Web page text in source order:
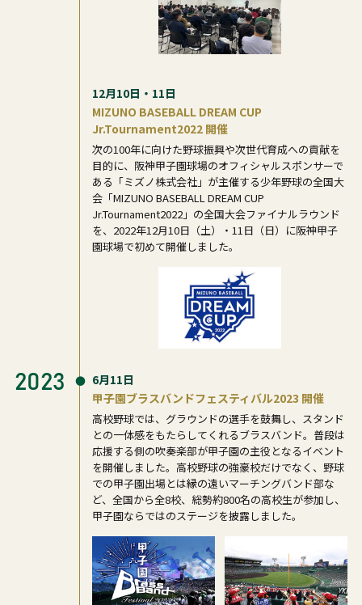
12月10日・11日
MIZUNO BASEBALL DREAM CUP
Jr.Tournament2022 開催
次の100年に向けた野球振興や次世代育成への貢献を
目的に、阪神甲子園球場のオフィシャルスポンサーで
ある「ミズノ株式会社」が主催する少年野球の全国大
会「MIZUNO BASEBALL DREAM CUP
Jr.Tournament2022」の全国大会ファイナルラウンド
を、2022年12月10日（土）・11日（日）に阪神甲子
園球場で初めて開催しました。
2023
6月11日
甲子園ブラスバンドフェスティバル2023 開催
高校野球では、グラウンドの選手を鼓舞し、スタンド
との一体感をもたらしてくれるブラスバンド。普段は
応援する側の吹奏楽部が甲子園の主役となるイベント
を開催しました。高校野球の強豪校だけでなく、野球
での甲子園出場とは縁の遠いマーチングバンド部な
ど、全国から全8校、総勢約800名の高校生が参加し、
甲子園ならではのステージを披露しました。